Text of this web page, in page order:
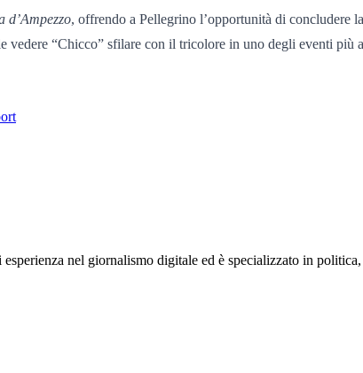
, offrendo a Pellegrino l’opportunità di concludere
“Chicco” sfilare con il tricolore in uno degli eventi più
nel giornalismo digitale ed è specializzato in